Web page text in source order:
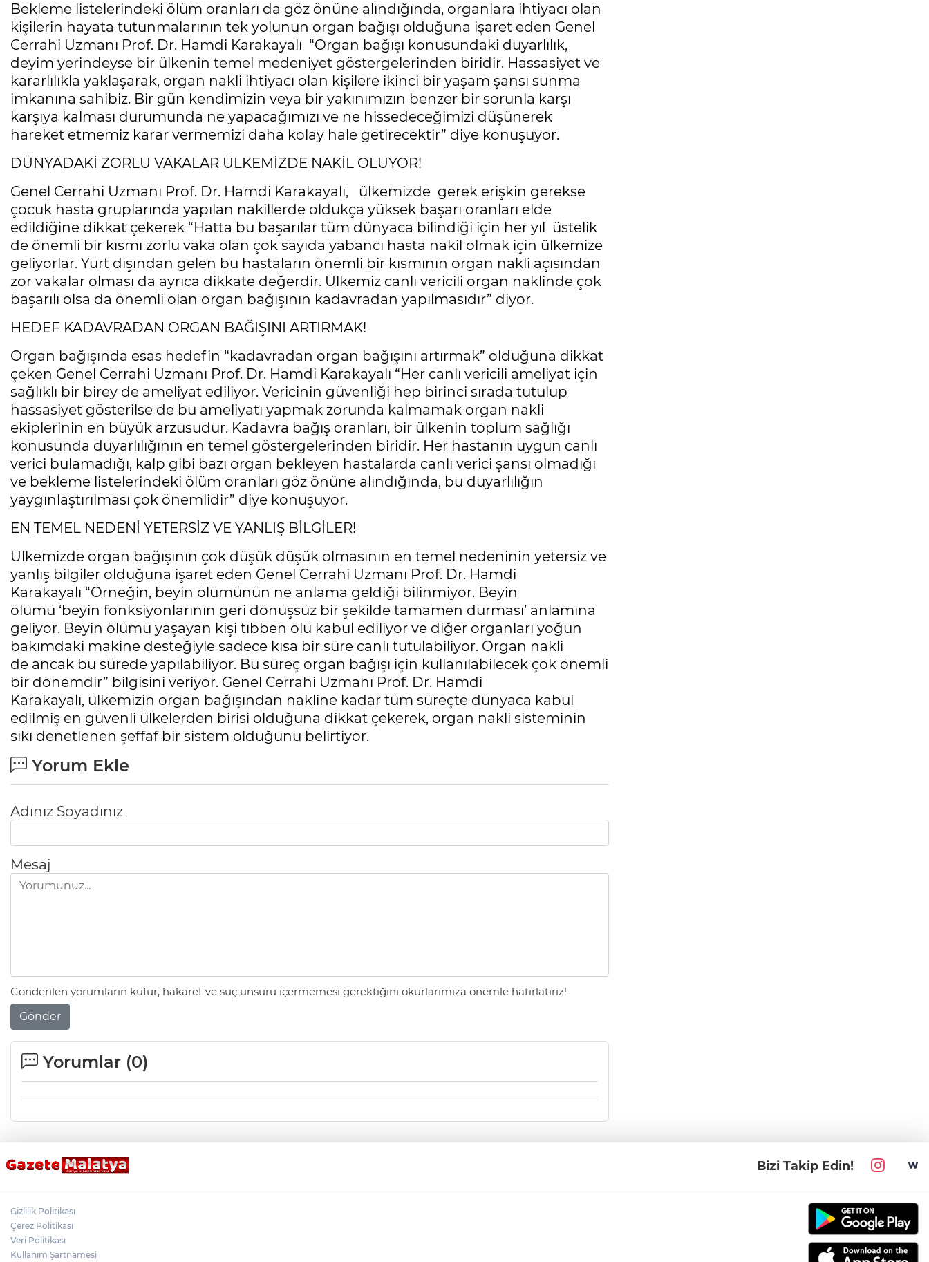
Bekleme listelerindeki ölüm oranları da göz önüne alındığında, organlara ihtiyacı olan
kişilerin hayata tutunmalarının tek yolunun organ bağışı olduğuna işaret eden Genel
Cerrahi Uzmanı Prof. Dr. Hamdi Karakayalı “Organ bağışı konusundaki duyarlılık,
deyim yerindeyse bir ülkenin temel medeniyet göstergelerinden biridir. Hassasiyet ve
kararlılıkla yaklaşarak, organ nakli ihtiyacı olan kişilere ikinci bir yaşam şansı sunma
imkanına sahibiz. Bir gün kendimizin veya bir yakınımızın benzer bir sorunla karşı
karşıya kalması durumunda ne yapacağımızı ve ne hissedeceğimizi düşünerek
hareket etmemiz karar vermemizi daha kolay hale getirecektir” diye konuşuyor.
DÜNYADAKİ ZORLU VAKALAR ÜLKEMİZDE NAKİL OLUYOR!
Genel Cerrahi Uzmanı Prof. Dr. Hamdi Karakayalı, ülkemizde gerek erişkin gerekse
çocuk hasta gruplarında yapılan nakillerde oldukça yüksek başarı oranları elde
edildiğine dikkat çekerek “Hatta bu başarılar tüm dünyaca bilindiği için her yıl üstelik
de önemli bir kısmı zorlu vaka olan çok sayıda yabancı hasta nakil olmak için ülkemize
geliyorlar. Yurt dışından gelen bu hastaların önemli bir kısmının organ nakli açısından
zor vakalar olması da ayrıca dikkate değerdir. Ülkemiz canlı vericili organ naklinde çok
başarılı olsa da önemli olan organ bağışının kadavradan yapılmasıdır” diyor.
HEDEF KADAVRADAN ORGAN BAĞIŞINI ARTIRMAK!
Organ bağışında esas hedefin “kadavradan organ bağışını artırmak” olduğuna dikkat
çeken Genel Cerrahi Uzmanı Prof. Dr. Hamdi Karakayalı “Her canlı vericili ameliyat için
sağlıklı bir birey de ameliyat ediliyor. Vericinin güvenliği hep birinci sırada tutulup
hassasiyet gösterilse de bu ameliyatı yapmak zorunda kalmamak organ nakli
ekiplerinin en büyük arzusudur. Kadavra bağış oranları, bir ülkenin toplum sağlığı
konusunda duyarlılığının en temel göstergelerinden biridir. Her hastanın uygun canlı
verici bulamadığı, kalp gibi bazı organ bekleyen hastalarda canlı verici şansı olmadığı
ve bekleme listelerindeki ölüm oranları göz önüne alındığında, bu duyarlılığın
yaygınlaştırılması çok önemlidir” diye konuşuyor.
EN TEMEL NEDENİ YETERSİZ VE YANLIŞ BİLGİLER!
Ülkemizde organ bağışının çok düşük düşük olmasının en temel nedeninin yetersiz ve
yanlış bilgiler olduğuna işaret eden Genel Cerrahi Uzmanı Prof. Dr. Hamdi
Karakayalı “Örneğin, beyin ölümünün ne anlama geldiği bilinmiyor. Beyin
ölümü ‘beyin fonksiyonlarının geri dönüşsüz bir şekilde tamamen durması’ anlamına
geliyor. Beyin ölümü yaşayan kişi tıbben ölü kabul ediliyor ve diğer organları yoğun
bakımdaki makine desteğiyle sadece kısa bir süre canlı tutulabiliyor. Organ nakli
de ancak bu sürede yapılabiliyor. Bu süreç organ bağışı için kullanılabilecek çok önemli
bir dönemdir” bilgisini veriyor. Genel Cerrahi Uzmanı Prof. Dr. Hamdi
Karakayalı, ülkemizin organ bağışından nakline kadar tüm süreçte dünyaca kabul
edilmiş en güvenli ülkelerden birisi olduğuna dikkat çekerek, organ nakli sisteminin
sıkı denetlenen şeffaf bir sistem olduğunu belirtiyor.
Yorum Ekle
Adınız Soyadınız
Mesaj
Gönderilen yorumların küfür, hakaret ve suç unsuru içermemesi gerektiğini okurlarımıza önemle hatırlatırız!
Gönder
Yorumlar (0)
Bizi Takip Edin!
Gizlilik Politikası
Çerez Politikası
Veri Politikası
Kullanım Şartnamesi